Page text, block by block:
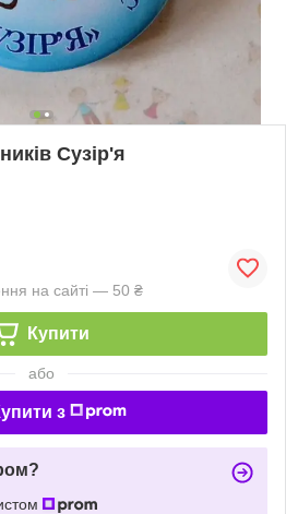
Сузір'я
на сайті — 50 ₴
Купити
або
з